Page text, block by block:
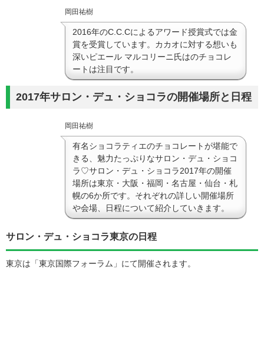
岡田祐樹
2016年のC.C.Cによるアワード授賞式では金
賞を受賞しています。カカオに対する想いも
深いピエール マルコリーニ氏はのチョコレ
ートは注目です。
2017年サロン・デュ・ショコラの開催場所と日程
岡田祐樹
有名ショコラティエのチョコレートが堪能で
きる、魅力たっぷりなサロン・デュ・ショコ
ラ♡サロン・デュ・ショコラ2017年の開催
場所は東京・大阪・福岡・名古屋・仙台・札
幌の6か所です。それぞれの詳しい開催場所
や会場、日程について紹介していきます。
サロン・デュ・ショコラ東京の日程
東京は「東京国際フォーラム」にて開催されます。